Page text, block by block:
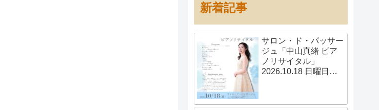
新着記事
サロン・ド・パッサー
ジュ「中山真緒 ピア
ノリサイタル」
2026.10.18 日曜日